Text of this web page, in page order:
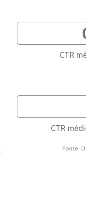
CTR
CTR
Fonte: